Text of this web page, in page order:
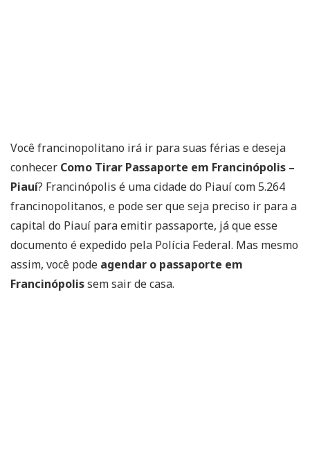
Você francinopolitano irá ir para suas férias e deseja
conhecer Como Tirar Passaporte em Francinópolis –
Piauí? Francinópolis é uma cidade do Piauí com 5.264
francinopolitanos, e pode ser que seja preciso ir para a
capital do Piauí para emitir passaporte, já que esse
documento é expedido pela Polícia Federal. Mas mesmo
assim, você pode agendar o passaporte em
Francinópolissem sair de casa.